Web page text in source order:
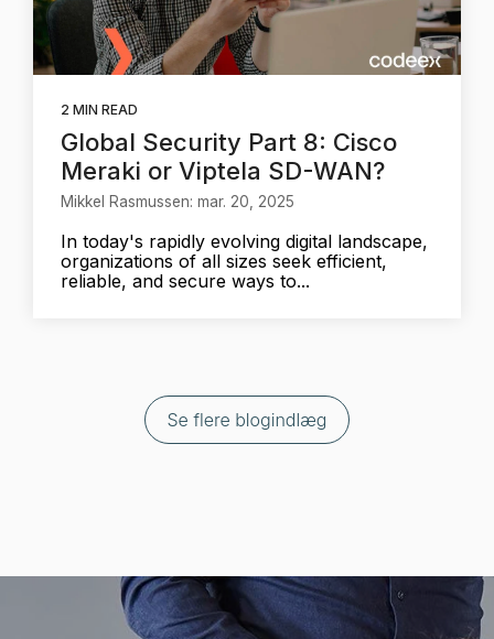
2 MIN READ
Global Security Part 8: Cisco
Meraki or Viptela SD-WAN?
Mikkel Rasmussen: mar. 20, 2025
In today's rapidly evolving digital landscape,
organizations of all sizes seek efficient,
reliable, and secure ways to...